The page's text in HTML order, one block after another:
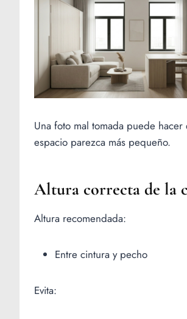
Una foto mal tomada puede hacer
espacio parezca más pequeño.
Altura correcta de la
Altura recomendada:
Entre cintura y pecho
Evita: